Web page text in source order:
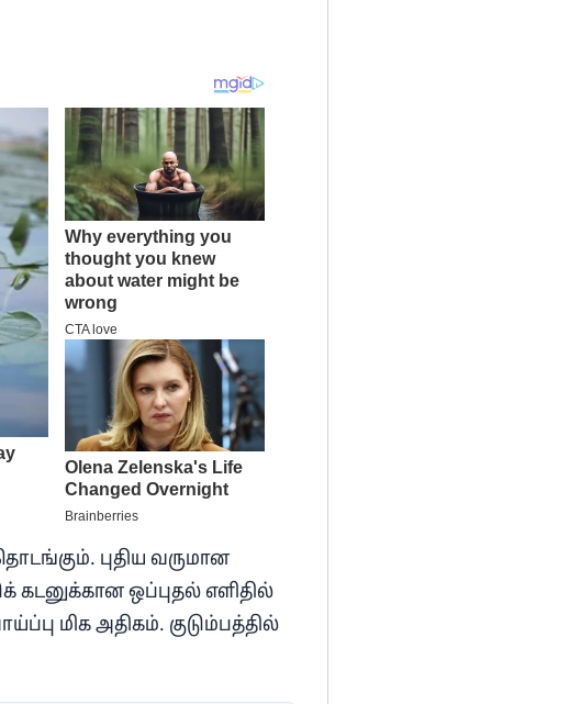
புதிய வருமான
கடனுக்கான ஒப்புதல் எளிதில்
மிக அதிகம். குடும்பத்தில்